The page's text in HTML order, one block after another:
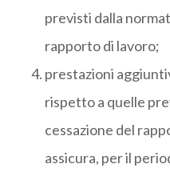
previsti dalla
rapporto di lavoro;
prestazioni
rispetto a quelle
cessazione del
assicura, per il